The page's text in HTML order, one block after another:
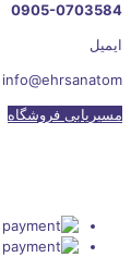
0905-0703584
ایمیل
info@ehrsanatom
مسیریابی فروشگاه